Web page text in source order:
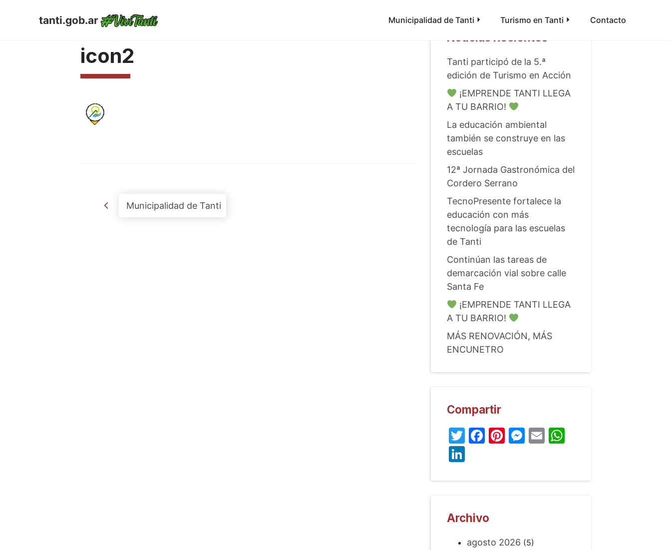
tanti.gob.ar Municipalidad de Tanti Turismo en Tanti Contacto
JUNIO 6, 2017
icon2
Post navigation
Municipalidad de Tanti
Noticias Recientes
Tanti participó de la 5.ª
edición de Turismo en Acción
¡EMPRENDE TANTI LLEGA
A TU BARRIO!
La educación ambiental
también se construye en las
escuelas
12ª Jornada Gastronómica del
Cordero Serrano
TecnoPresente fortalece la
educación con más
tecnología para las escuelas
de Tanti
Continúan las tareas de
demarcación vial sobre calle
Santa Fe
¡EMPRENDE TANTI LLEGA
A TU BARRIO!
MÁS RENOVACIÓN, MÁS
ENCUNETRO
Compartir
Twitter
Facebook
Pinterest
Messenger
EmailWhatsApp
LinkedIn
Archivo
agosto 2026 (5)